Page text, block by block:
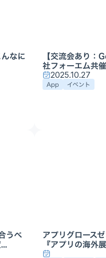
なに 【交流会あり
社フォーエム共
2025.10.27
App イベント
うべ アプリグロース
『アプリの海外